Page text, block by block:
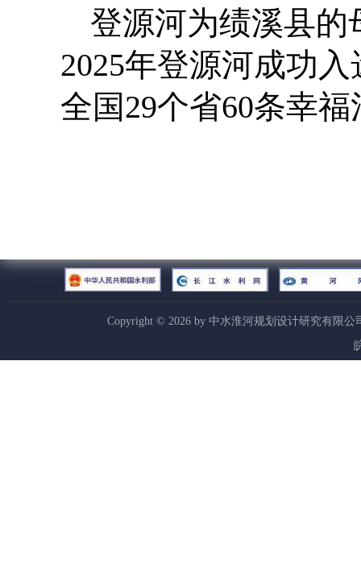
登源河为绩溪县的
2025年登源河成功
全国29个省60条幸福
Copyright © 2026by 中水淮河规划设计研究有限公